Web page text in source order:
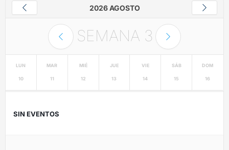
2026 AGOSTO
SEMANA 3
LUN
10
MAR
11
MIÉ
12
JUE
13
VIE
14
SÁB
15
DOM
16
SIN EVENTOS